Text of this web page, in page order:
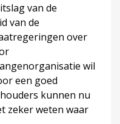
van de
van de
over
wil
een goed
kunnen nu
zeker weten waar